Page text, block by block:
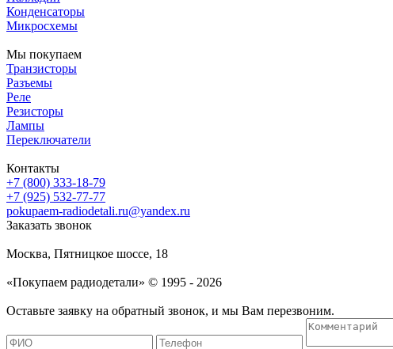
Конденсаторы
Микросхемы
Мы покупаем
Транзисторы
Разъемы
Реле
Резисторы
Лампы
Переключатели
Контакты
+7 (800) 333-18-79
+7 (925) 532-77-77
pokupaem-radiodetali.ru@yandex.ru
Заказать звонок
Москва, Пятницкое шоссе, 18
«Покупаем радиодетали» © 1995 - 2026
Оставьте заявку на обратный звонок, и мы Вам перезвоним.